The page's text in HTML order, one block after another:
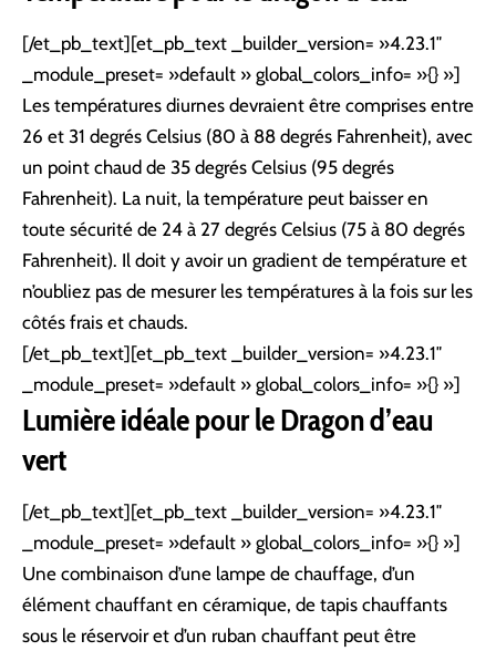
[/et_pb_text][et_pb_text _builder_version= »4.23.1″
_module_preset= »default » global_colors_info= »{} »]
Les températures diurnes devraient être comprises entre
26 et 31 degrés Celsius (80 à 88 degrés Fahrenheit), avec
un point chaud de 35 degrés Celsius (95 degrés
Fahrenheit). La nuit, la température peut baisser en
toute sécurité de 24 à 27 degrés Celsius (75 à 80 degrés
Fahrenheit). Il doit y avoir un gradient de température et
n’oubliez pas de mesurer les températures à la fois sur les
côtés frais et chauds.
[/et_pb_text][et_pb_text _builder_version= »4.23.1″
_module_preset= »default » global_colors_info= »{} »]
Lumière idéale pour le Dragon d’eau
vert
[/et_pb_text][et_pb_text _builder_version= »4.23.1″
_module_preset= »default » global_colors_info= »{} »]
Une combinaison d’une lampe de chauffage, d’un
élément chauffant en céramique, de tapis chauffants
sous le réservoir et d’un ruban chauffant peut être